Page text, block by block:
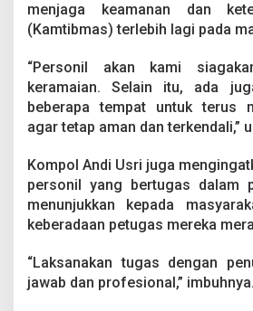
b
i
a
n
d
u
F
i
i
4
4
menjaga keamanan dan
(Kamtibmas) terlebih lagi pada
“Personil akan kami
keramaian. Selain itu, ada
beberapa tempat untuk terus
agar tetap aman dan terkendali,”
Kompol Andi Usri juga
personil yang bertugas dalam
menunjukkan kepada
keberadaan petugas mereka
“Laksanakan tugas dengan
jawab dan profesional,” imbuhnya.